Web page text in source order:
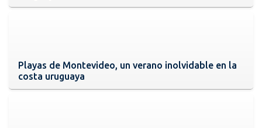
Playas de Montevideo, un verano inolvidable en la
costa uruguaya